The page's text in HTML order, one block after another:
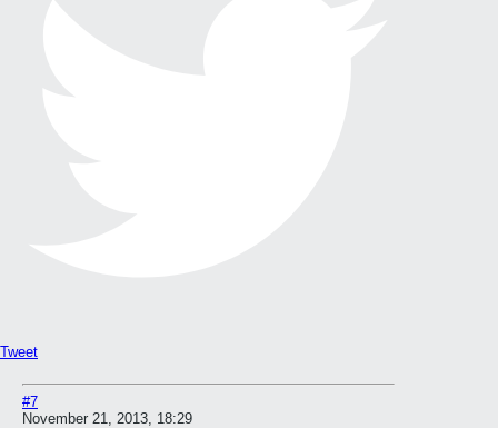
Tweet
#7
November 21, 2013, 18:29